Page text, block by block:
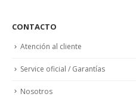
CONTACTO
Atención al cliente
Service oficial / Garantías
Nosotros